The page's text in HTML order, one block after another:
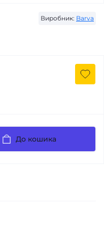
Виробник: Barva
До кошика